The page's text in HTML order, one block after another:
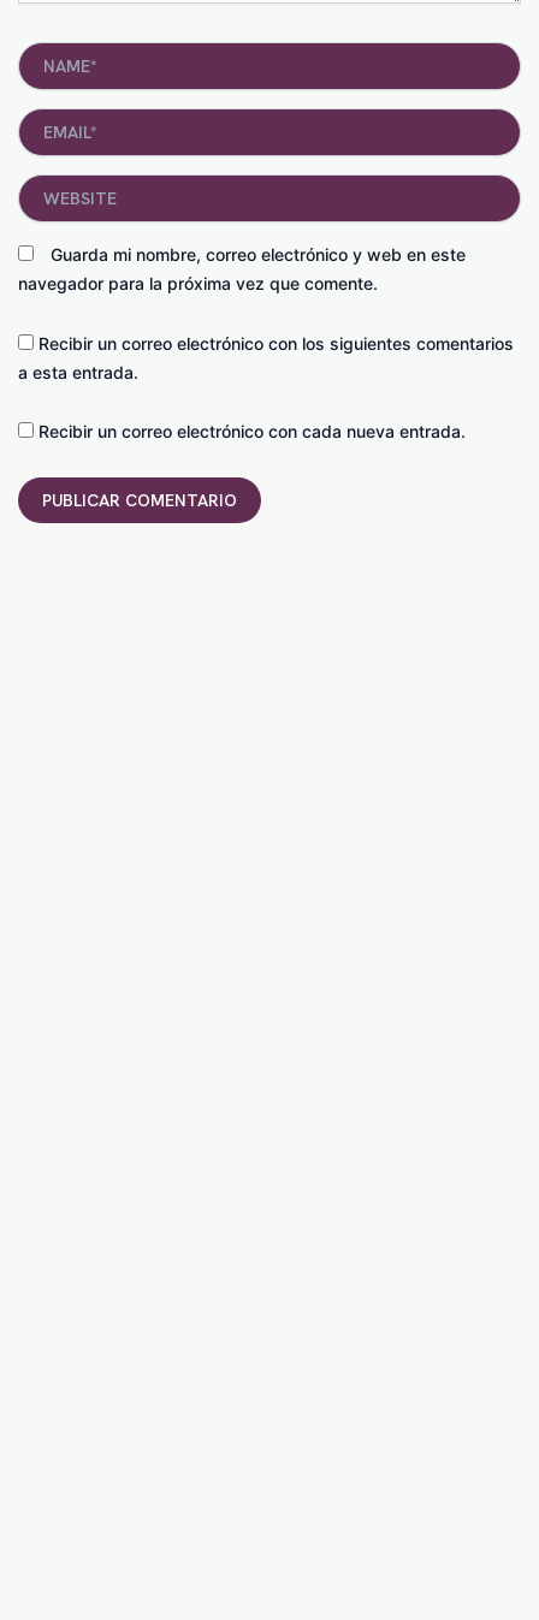
Name*
Email*
Guarda mi nombre, correo electrónico y web en este
navegador para la próxima vez que comente.
Website
Recibir un correo electrónico con los siguientes comentarios
a esta entrada.
Recibir un correo electrónico con cada nueva entrada.